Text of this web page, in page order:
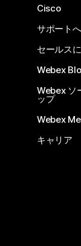
Cisco
サポート
セールス
Webex
Webex ソ
ップ
Webex
キャリア